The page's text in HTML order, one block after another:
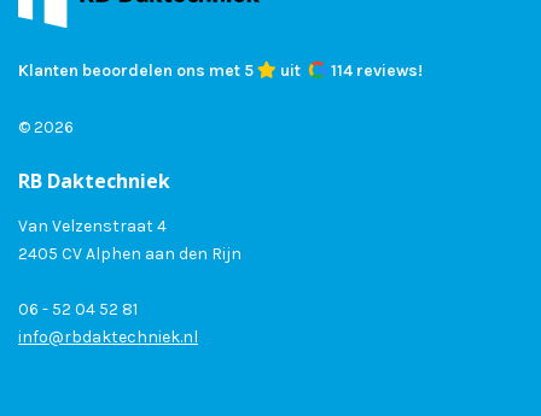
Klanten beoordelen ons met 5 uit 114 reviews!
© 2026
RB Daktechniek
Van Velzenstraat 4
2405 CV Alphen aan den Rijn
06 - 52 04 52 81
info@rbdaktechniek.nl